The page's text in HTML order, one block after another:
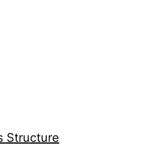
Structure